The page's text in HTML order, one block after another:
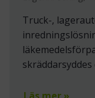
Truck-,